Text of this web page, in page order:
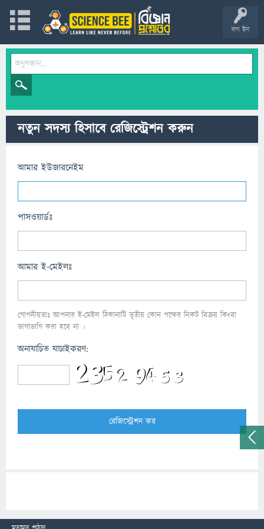
লগ ইন
নতুন সদস্য হিসাবে রেজিস্ট্রেশন করুন
আমার ইউজারনেইম
পাসওয়ার্ডঃ
আমার ই-মেইলঃ
গোপনীয়তাঃ আপনার ই-মেইল ঠিকানাটি তৃতীয় কোন পক্ষের নিকট বিক্রয় কিংবা
ভাগাভাগি করা হবে না ।
অনাযাচিত যাচাইকরণ: